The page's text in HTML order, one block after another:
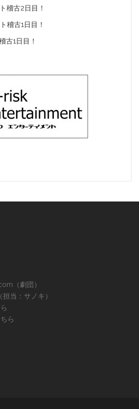
稽古2日目！
稽古1日目！
古1日目！
（劇団）
担当：サノキ）
ら